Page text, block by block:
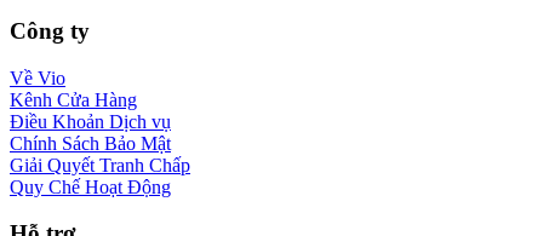
Công ty
Về Vio
Kênh Cửa Hàng
Điều Khoản Dịch vụ
Chính Sách Bảo Mật
Giải Quyết Tranh Chấp
Quy Chế Hoạt Động